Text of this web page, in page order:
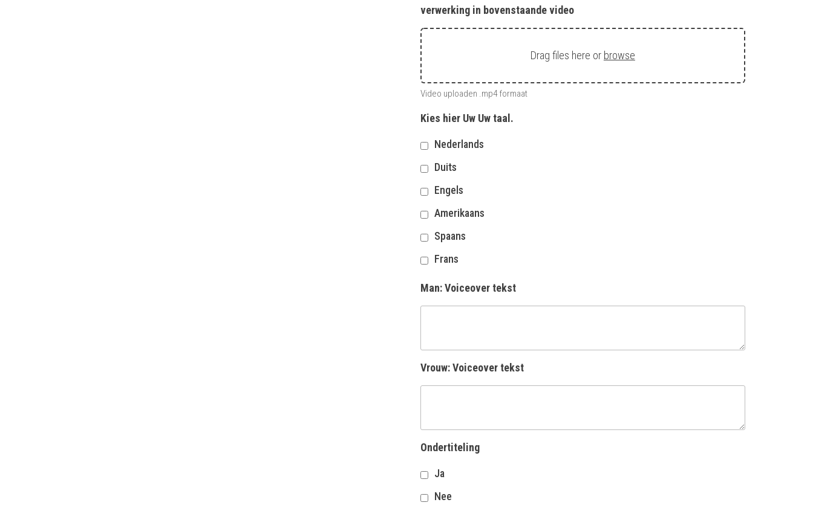
verwerking in bovenstaande video
Drag files here or browse
Video uploaden .mp4 formaat
Kies hier Uw Uw taal.
Nederlands
Duits
Engels
Amerikaans
Spaans
Frans
Man: Voiceover tekst
Vrouw: Voiceover tekst
Ondertiteling
Ja
Nee